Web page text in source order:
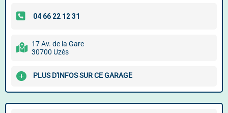
17 Av. de la Gare
30700 Uzès
PLUS D'INFOS SUR CE GARAGE